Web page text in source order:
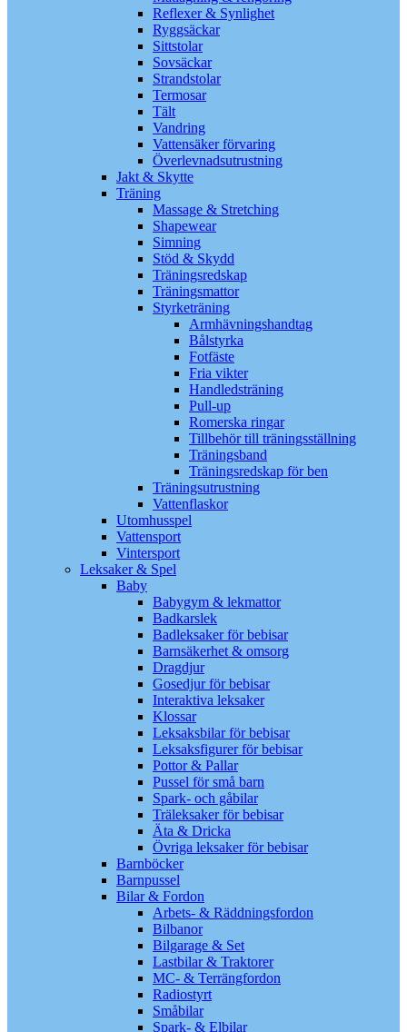
Reflexer & Synlighet
Ryggsäckar
Sittstolar
Sovsäckar
Strandstolar
Termosar
Tält
Vandring
Vattensäker förvaring
Överlevnadsutrustning
Jakt & Skytte
Träning
Massage & Stretching
Shapewear
Simning
Stöd & Skydd
Träningsredskap
Träningsmattor
Styrketräning
Armhävningshandtag
Bålstyrka
Fotfäste
Fria vikter
Handledsträning
Pull-up
Romerska ringar
Tillbehör till träningsställning
Träningsband
Träningsredskap för ben
Träningsutrustning
Vattenflaskor
Utomhusspel
Vattensport
Vintersport
Leksaker & Spel
Baby
Babygym & lekmattor
Badkarslek
Badleksaker för bebisar
Barnsäkerhet & omsorg
Dragdjur
Gosedjur för bebisar
Interaktiva leksaker
Klossar
Leksaksbilar för bebisar
Leksaksfigurer för bebisar
Pottor & Pallar
Pussel för små barn
Spark- och gåbilar
Träleksaker för bebisar
Äta & Dricka
Övriga leksaker för bebisar
Barnböcker
Barnpussel
Bilar & Fordon
Arbets- & Räddningsfordon
Bilbanor
Bilgarage & Set
Lastbilar & Traktorer
MC- & Terrängfordon
Radiostyrt
Småbilar
Spark- & Elbilar